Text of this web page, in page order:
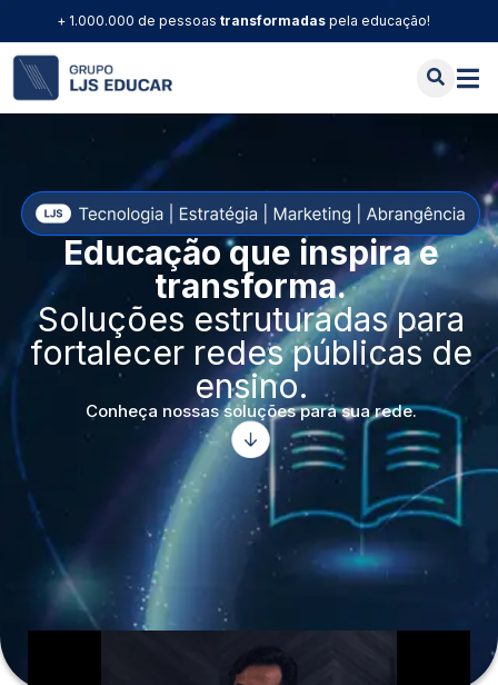
+ 1.000.000 de pessoas transformadas pela educação!
Educação que inspira e
transforma.
Soluções estruturadas para
fortalecer redes públicas de
ensino.
Conheça nossas soluções para sua rede.